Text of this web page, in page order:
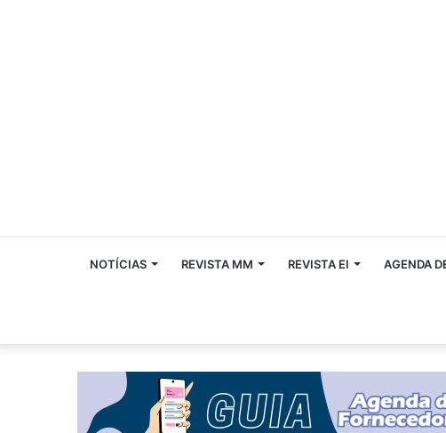
NOTÍCIAS REVISTA MM REVISTA EI AGENDA